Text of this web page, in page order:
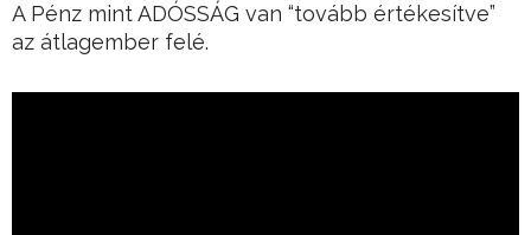
A Pénz mint ADÓSSÁG van “tovább értékesítve”
az átlagember felé.